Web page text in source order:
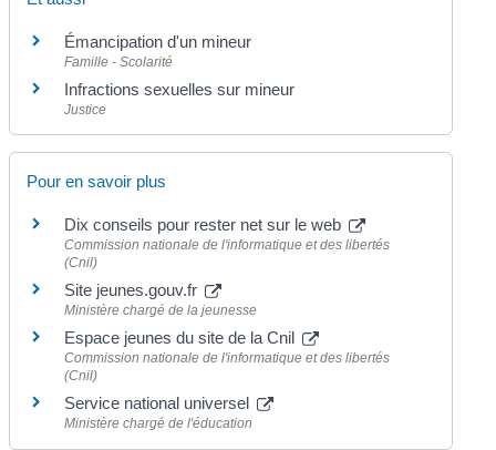
Émancipation d'un mineur
Famille - Scolarité
Infractions sexuelles sur mineur
Justice
Pour en savoir plus
Dix conseils pour rester net sur le web
Commission nationale de l'informatique et des libertés
(Cnil)
Site jeunes.gouv.fr
Ministère chargé de la jeunesse
Espace jeunes du site de la Cnil
Commission nationale de l'informatique et des libertés
(Cnil)
Service national universel
Ministère chargé de l'éducation